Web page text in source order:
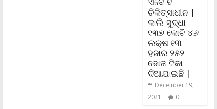
ଚିକିତ୍ସାଧୀନ |
କାଲି ସୁଦ୍ଧା
୧୩୭ କୋଟି ୪୬
ଲକ୍ଷ ୧୩
ହଜାର ୨୫୨
ଡୋଜ ଟିକା
ଦିଆଯାଇଛି |
December 19,
2021
0